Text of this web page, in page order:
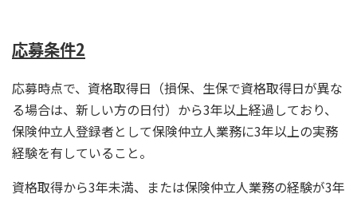
応募条件2
応募時点で、資格取得日（損保、生保で資格取得日が異な
る場合は、新しい方の日付）から3年以上経過しており、
保険仲立人登録者として保険仲立人業務に3年以上の実務
経験を有していること。
資格取得から3年未満、または保険仲立人業務の経験が3年